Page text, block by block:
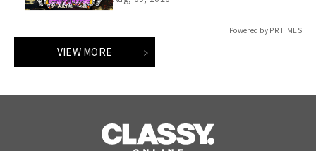
Powered by PR TIMES
VIEW MORE